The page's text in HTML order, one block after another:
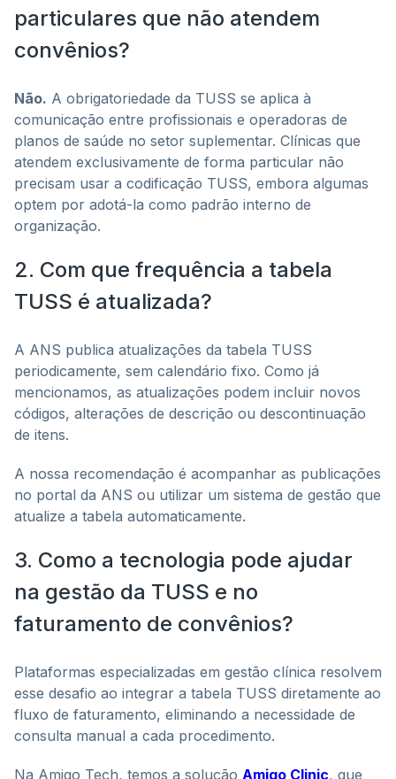
particulares que não atendem
convênios?
Não. A obrigatoriedade da TUSS se aplica à
comunicação entre profissionais e operadoras de
planos de saúde no setor suplementar. Clínicas que
atendem exclusivamente de forma particular não
precisam usar a codificação TUSS, embora algumas
optem por adotá-la como padrão interno de
organização.
2. Com que frequência a tabela
TUSS é atualizada?
A ANS publica atualizações da tabela TUSS
periodicamente, sem calendário fixo. Como já
mencionamos, as atualizações podem incluir novos
códigos, alterações de descrição ou descontinuação
de itens.
A nossa recomendação é acompanhar as publicações
no portal da ANS ou utilizar um sistema de gestão que
atualize a tabela automaticamente.
3. Como a tecnologia pode ajudar
na gestão da TUSS e no
faturamento de convênios?
Plataformas especializadas em gestão clínica resolvem
esse desafio ao integrar a tabela TUSS diretamente ao
fluxo de faturamento, eliminando a necessidade de
consulta manual a cada procedimento.
Na Amigo Tech, temos a solução Amigo Clinic, que